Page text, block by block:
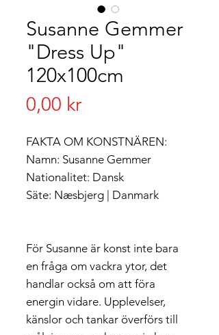
Susanne Gemmer
"Dress Up"
120x100cm
0,00 krPris
FAKTA OM KONSTNÄREN:
Namn: Susanne Gemmer
Nationalitet: Dansk
Säte: Næsbjerg | Danmark
För Susanne är konst inte bara
en fråga om vackra ytor, det
handlar också om att föra
energin vidare. Upplevelser,
känslor och tankar överförs till